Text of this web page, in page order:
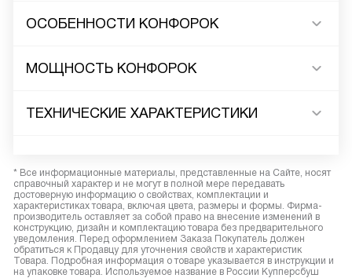
ОСОБЕННОСТИ КОНФОРОК
МОЩНОСТЬ КОНФОРОК
ТЕХНИЧЕСКИЕ ХАРАКТЕРИСТИКИ
* Все информационные материалы, представленные на Сайте, носят
справочный характер и не могут в полной мере передавать
достоверную информацию о свойствах, комплектации и
характеристиках товара, включая цвета, размеры и формы. Фирма-
производитель оставляет за собой право на внесение изменений в
конструкцию, дизайн и комплектацию товара без предварительного
уведомления. Перед оформлением Заказа Покупатель должен
обратиться к Продавцу для уточнения свойств и характеристик
Товара. Подробная информация о товаре указывается в инструкции и
на упаковке товара. Используемое название в России Купперсбуш